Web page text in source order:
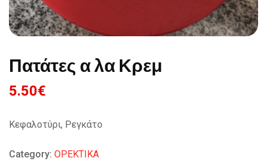
Πατάτες α λα Κρεμ
5.50€
Κεφαλοτύρι, Ρεγκάτο
Category: ΟΡΕΚΤΙΚΑ